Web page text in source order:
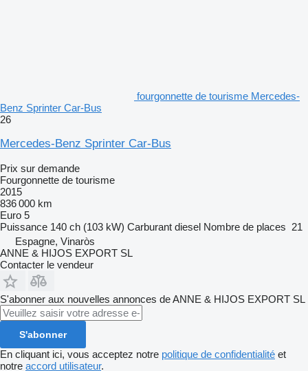
fourgonnette de tourisme Mercedes-
Benz Sprinter Car-Bus
26
Mercedes-Benz Sprinter Car-Bus
Prix sur demande
Fourgonnette de tourisme
2015
836 000 km
Euro 5
Puissance 140 ch (103 kW) Carburant diesel Nombre de places 21
Espagne, Vinaròs
ANNE & HIJOS EXPORT SL
Contacter le vendeur
S'abonner aux nouvelles annonces de ANNE & HIJOS EXPORT SL
S'abonner
En cliquant ici, vous acceptez notre politique de confidentialité et
notre accord utilisateur.